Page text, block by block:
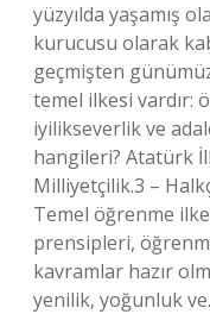
yüzyılda yaşamış
kurucusu olarak
geçmişten
temel ilkesi vardır:
iyilikseverlik ve
hangileri? Atatürk
Milliyetçilik.3 –
Temel öğrenme
prensipleri,
kavramlar hazır
yenilik, yoğunluk